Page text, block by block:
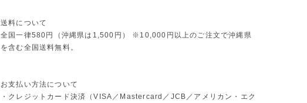
送料について
全国一律580円（沖縄県は1,500円） ※10,000円以上のご注文で沖縄県
を含む全国送料無料。
お支払い方法について
・クレジットカード決済（VISA／Mastercard／JCB／アメリカン・エク